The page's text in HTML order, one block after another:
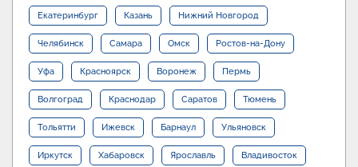
Екатеринбург Казань Нижний Новгород
Челябинск Самара Омск Ростов-на-Дону
Уфа Красноярск Воронеж Пермь
Волгоград Краснодар Саратов Тюмень
Тольятти Ижевск Барнаул Ульяновск
Иркутск Хабаровск Ярославль Владивосток